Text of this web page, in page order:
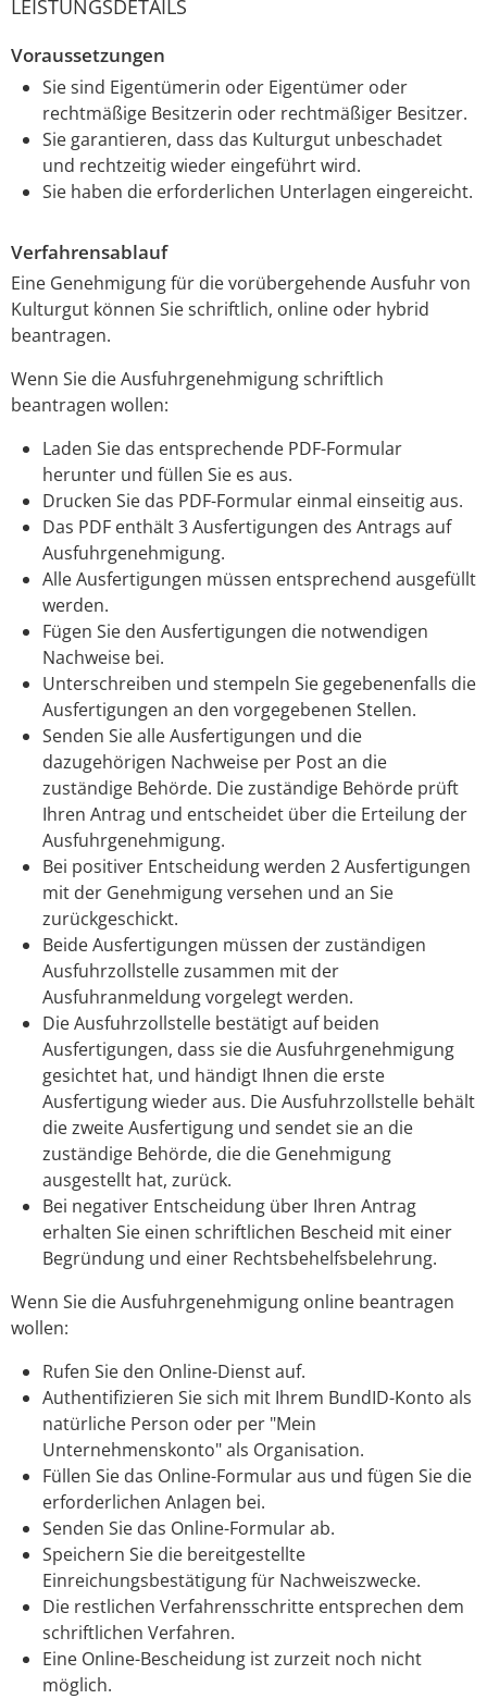
LEISTUNGSDETAILS
Voraussetzungen
Sie sind Eigentümerin oder Eigentümer oder
rechtmäßige Besitzerin oder rechtmäßiger Besitzer.
Sie garantieren, dass das Kulturgut unbeschadet
und rechtzeitig wieder eingeführt wird.
Sie haben die erforderlichen Unterlagen eingereicht.
Verfahrensablauf
Eine Genehmigung für die vorübergehende Ausfuhr von
Kulturgut können Sie schriftlich, online oder hybrid
beantragen.
Wenn Sie die Ausfuhrgenehmigung schriftlich
beantragen wollen:
Laden Sie das entsprechende PDF-Formular
herunter und füllen Sie es aus.
Drucken Sie das PDF-Formular einmal einseitig aus.
Das PDF enthält 3 Ausfertigungen des Antrags auf
Ausfuhrgenehmigung.
Alle Ausfertigungen müssen entsprechend ausgefüllt
werden.
Fügen Sie den Ausfertigungen die notwendigen
Nachweise bei.
Unterschreiben und stempeln Sie gegebenenfalls die
Ausfertigungen an den vorgegebenen Stellen.
Senden Sie alle Ausfertigungen und die
dazugehörigen Nachweise per Post an die
zuständige Behörde. Die zuständige Behörde prüft
Ihren Antrag und entscheidet über die Erteilung der
Ausfuhrgenehmigung.
Bei positiver Entscheidung werden 2 Ausfertigungen
mit der Genehmigung versehen und an Sie
zurückgeschickt.
Beide Ausfertigungen müssen der zuständigen
Ausfuhrzollstelle zusammen mit der
Ausfuhranmeldung vorgelegt werden.
Die Ausfuhrzollstelle bestätigt auf beiden
Ausfertigungen, dass sie die Ausfuhrgenehmigung
gesichtet hat, und händigt Ihnen die erste
Ausfertigung wieder aus. Die Ausfuhrzollstelle behält
die zweite Ausfertigung und sendet sie an die
zuständige Behörde, die die Genehmigung
ausgestellt hat, zurück.
Bei negativer Entscheidung über Ihren Antrag
erhalten Sie einen schriftlichen Bescheid mit einer
Begründung und einer Rechtsbehelfsbelehrung.
Wenn Sie die Ausfuhrgenehmigung online beantragen
wollen:
Rufen Sie den Online-Dienst auf.
Authentifizieren Sie sich mit Ihrem BundID-Konto als
natürliche Person oder per "Mein
Unternehmenskonto" als Organisation.
Füllen Sie das Online-Formular aus und fügen Sie die
erforderlichen Anlagen bei.
Senden Sie das Online-Formular ab.
Speichern Sie die bereitgestellte
Einreichungsbestätigung für Nachweiszwecke.
Die restlichen Verfahrensschritte entsprechen dem
schriftlichen Verfahren.
Eine Online-Bescheidung ist zurzeit noch nicht
möglich.